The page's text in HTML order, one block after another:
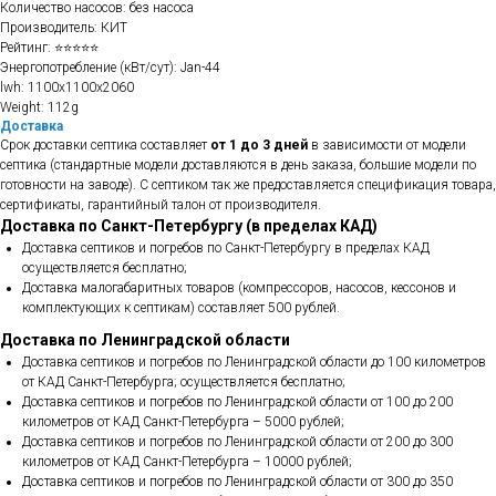
Количество насосов: без насоса
Производитель: КИТ
Рейтинг: ⭐⭐⭐⭐⭐
Энергопотребление (кВт/сут): Jan-44
lwh: 1100x1100x2060
Weight: 112g
Доставка
Срок доставки септика составляет от 1 до 3 дней в зависимости от модели
септика (стандартные модели доставляются в день заказа, большие модели по
готовности на заводе). С септиком так же предоставляется спецификация товара,
сертификаты, гарантийный талон от производителя.
Доставка по Санкт-Петербургу (в пределах КАД)
Доставка септиков и погребов по Санкт-Петербургу в пределах КАД
осуществляется бесплатно;
Доставка малогабаритных товаров (компрессоров, насосов, кессонов и
комплектующих к септикам) составляет 500 рублей.
Доставка по Ленинградской области
Доставка септиков и погребов по Ленинградской области до 100 километров
от КАД Санкт-Петербурга; осуществляется бесплатно;
Доставка септиков и погребов по Ленинградской области от 100 до 200
километров от КАД Санкт-Петербурга – 5000 рублей;
Доставка септиков и погребов по Ленинградской области от 200 до 300
километров от КАД Санкт-Петербурга – 10000 рублей;
Доставка септиков и погребов по Ленинградской области от 300 до 350